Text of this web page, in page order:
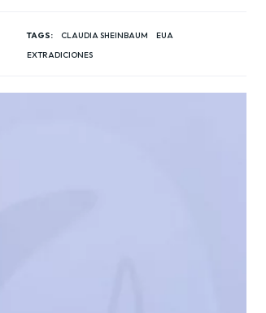
TAGS: CLAUDIA SHEINBAUM
EUA
EXTRADICIONES